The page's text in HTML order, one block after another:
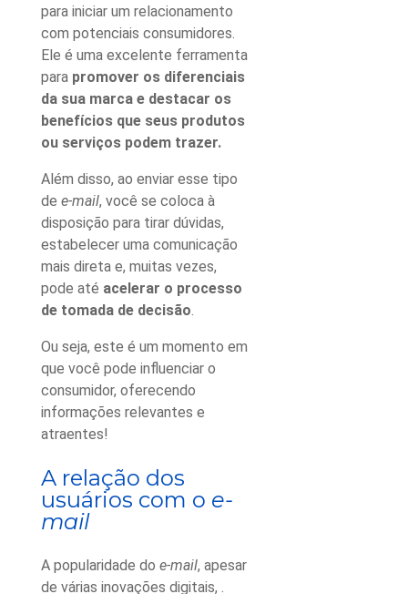
para iniciar um relacionamento
com potenciais consumidores.
Ele é uma excelente ferramenta
para promover os diferenciais
da sua marca e destacar os
benefícios que seus produtos
ou serviços podem trazer.
Além disso, ao enviar esse tipo
de e-mail, você se coloca à
disposição para tirar dúvidas,
estabelecer uma comunicação
mais direta e, muitas vezes,
pode até acelerar o processo
de tomada de decisão.
Ou seja, este é um momento em
que você pode influenciar o
consumidor, oferecendo
informações relevantes e
atraentes!
A relação dos
usuários com o e-
mail
A popularidade do e-mail, apesar
de várias inovações digitais, .